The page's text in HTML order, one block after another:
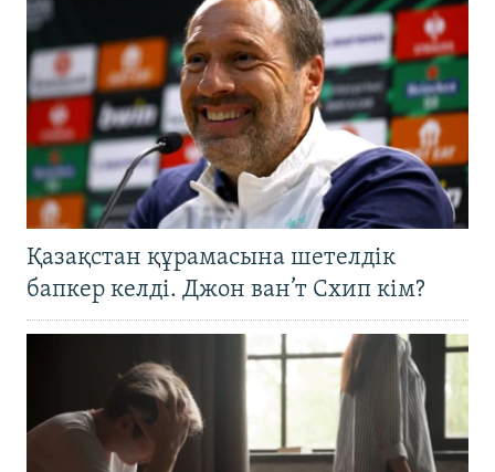
Қазақстан құрамасына шетелдік
бапкер келді. Джон ван’т Схип кім?